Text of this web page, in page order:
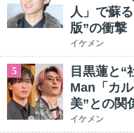
人」で蘇
版”の衝撃
イケメン
5
目黒蓮と
Man「カ
美”との関
イケメン